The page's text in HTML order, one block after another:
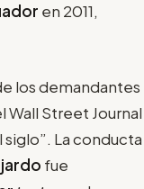
en 2011,
los demandantes
Wall Street Journal
La conducta
fue